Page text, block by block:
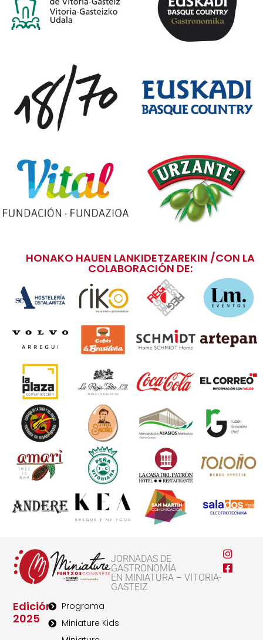
HONAKO HAUEN LANKIDETZAREKIN /CON LA
COLABORACIÓN DE:
JORNADAS DE
GASTRONOMÍA
EN MINIATURA – VITORIA-
GASTEIZ
Edición
2025
Programa
Miniature Kids